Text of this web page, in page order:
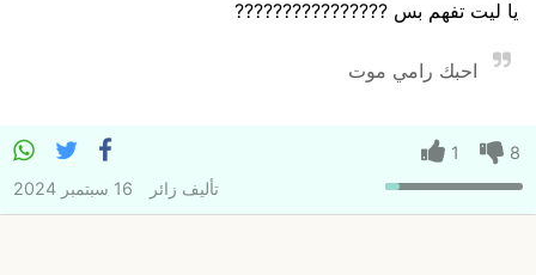
يا ليت تفهم بس ????????????????
احبك رامي موت
8
1
تأليف زائر 16 سبتمبر 2024